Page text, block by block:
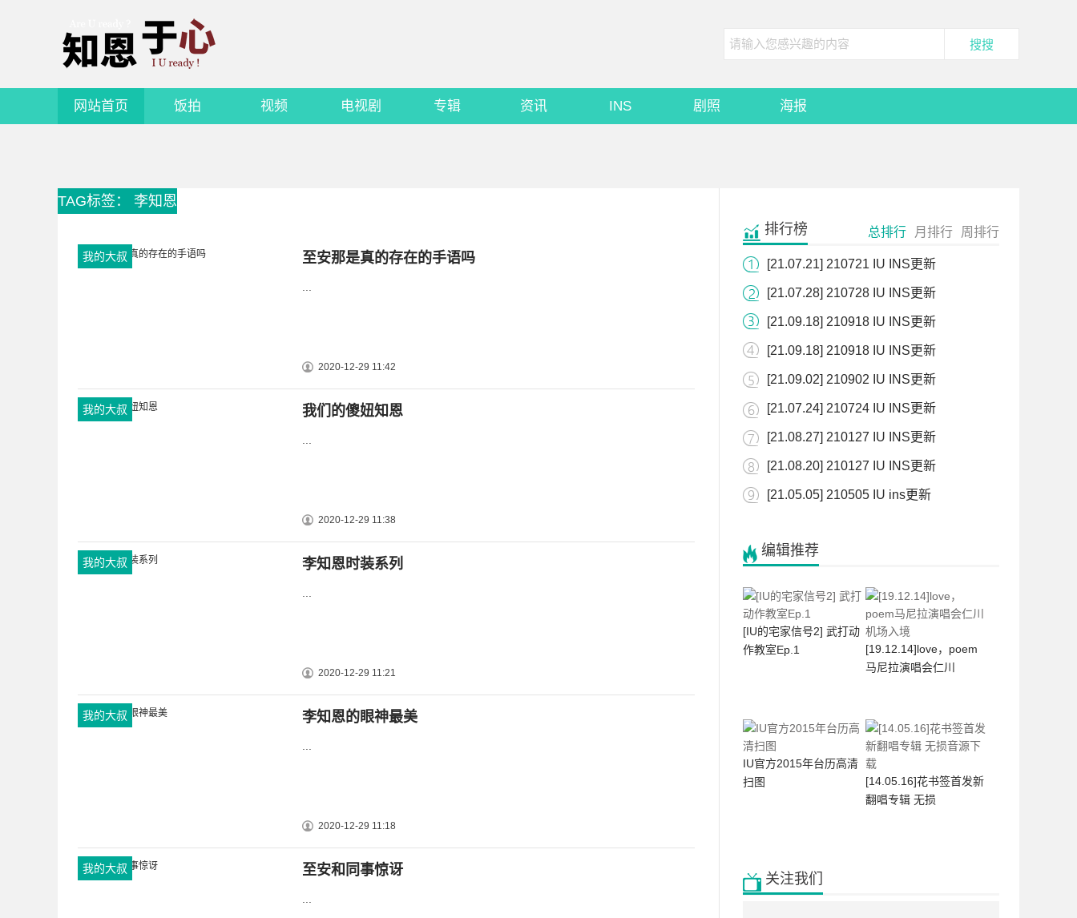
网站首页 饭拍 视频 电视剧 专辑 资讯 INS 剧照 海报
TAG标签： 李知恩
我的大叔 至安那是真的存在的手语吗
2020-12-29 11:42
我的大叔 我们的傻妞知恩
2020-12-29 11:38
我的大叔 李知恩时装系列
2020-12-29 11:21
我的大叔 李知恩的眼神最美
2020-12-29 11:18
我的大叔 至安和同事惊讶
总排行 月排行 周排行
排行榜
[21.07.21] 210721 IU INS更新
[21.07.28] 210728 IU INS更新
[21.09.18] 210918 IU INS更新
[21.09.18] 210918 IU INS更新
[21.09.02] 210902 IU INS更新
[21.07.24] 210724 IU INS更新
[21.08.27] 210127 IU INS更新
[21.08.20] 210127 IU INS更新
[21.05.05] 210505 IU ins更新
编辑推荐
[IU的宅家信号2] 武打动
作教室Ep.1
[19.12.14]love，poem
马尼拉演唱会仁川
IU官方2015年台历高清
扫图
[14.05.16]花书签首发新
翻唱专辑 无损
关注我们